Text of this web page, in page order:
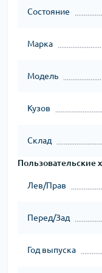
Состояние
Марка
Модель
Кузов
Склад
Пользовательские
Лев/Прав
Перед/Зад
Год выпуска